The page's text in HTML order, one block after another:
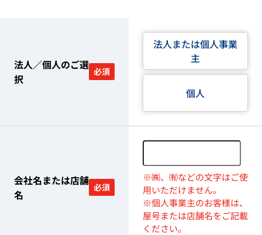
法人／個人のご選
択
必須
法人または個人事業
主
個人
会社名または店舗
名
必須
※㈱、㈲などの文字はご使
用いただけません。
※個人事業主のお客様は、
屋号または店舗名をご記載
ください。